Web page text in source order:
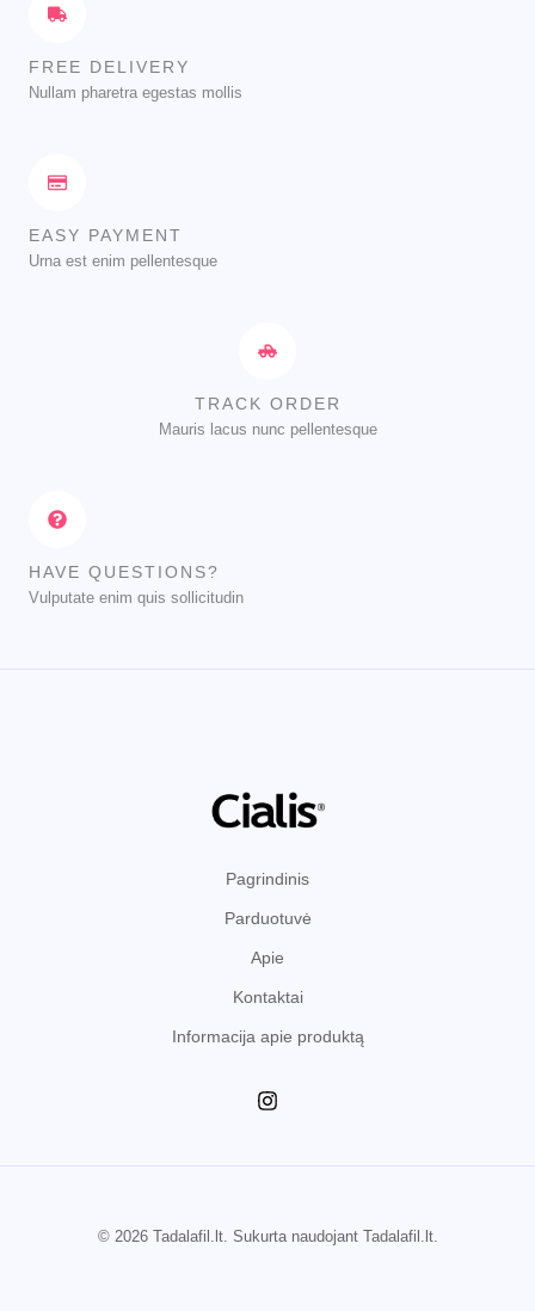
FREE DELIVERY
Nullam pharetra egestas mollis
EASY PAYMENT
Urna est enim pellentesque
TRACK ORDER
Mauris lacus nunc pellentesque
HAVE QUESTIONS?
Vulputate enim quis sollicitudin
Pagrindinis
Parduotuvė
Apie
Kontaktai
Informacija apie produktą
© 2026 Tadalafil.lt. Sukurta naudojant Tadalafil.lt.